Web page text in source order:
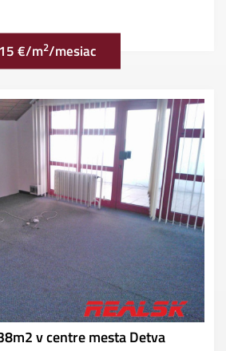
15 €/m2/mesiac
v centre mesta Detva